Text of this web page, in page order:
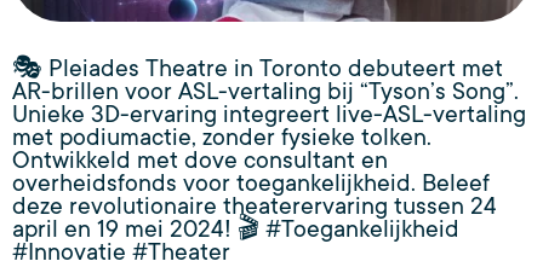
🎭 Pleiades Theatre in Toronto debuteert met
AR-brillen voor ASL-vertaling bij “Tyson’s Song”.
Unieke 3D-ervaring integreert live-ASL-vertaling
met podiumactie, zonder fysieke tolken.
Ontwikkeld met dove consultant en
overheidsfonds voor toegankelijkheid. Beleef
deze revolutionaire theaterervaring tussen 24
april en 19 mei 2024! 🎬 #Toegankelijkheid
#Innovatie #Theater